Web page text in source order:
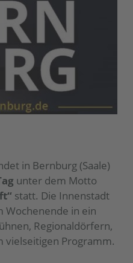
in Bernburg (Saale)
unter dem Motto
statt. Die Innenstadt
Wochenende in ein
Regionaldörfern,
vielseitigen Programm.